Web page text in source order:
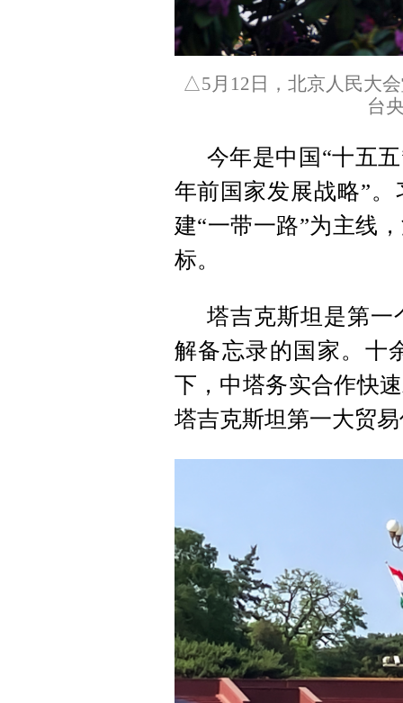
△5月12日，北京人民大
台
今年是中国“十五
年前国家发展战略”
建“一带一路”为主线
标。
塔吉克斯坦是第一
解备忘录的国家。十
下，中塔务实合作快
塔吉克斯坦第一大贸